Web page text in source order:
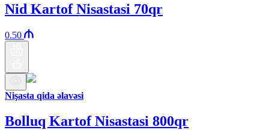
Nid Kartof Nisastasi 70qr
0.50
Nişasta qida əlavəsi
Bolluq Kartof Nisastasi 800qr